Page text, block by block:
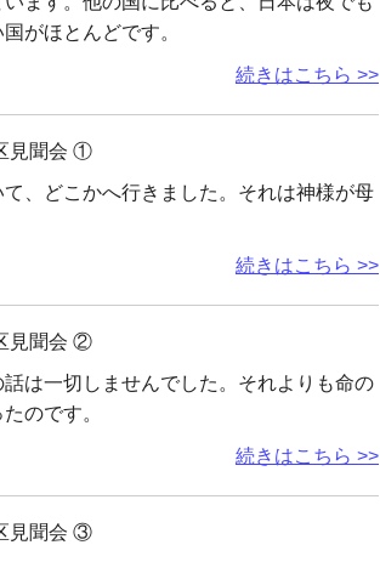
がほとんどです。
続きはこちら >>
見聞会 ①
、どこかへ行きました。それは神様が母
続きはこちら >>
見聞会 ②
は一切しませんでした。それよりも命の
のです。
続きはこちら >>
見聞会 ③